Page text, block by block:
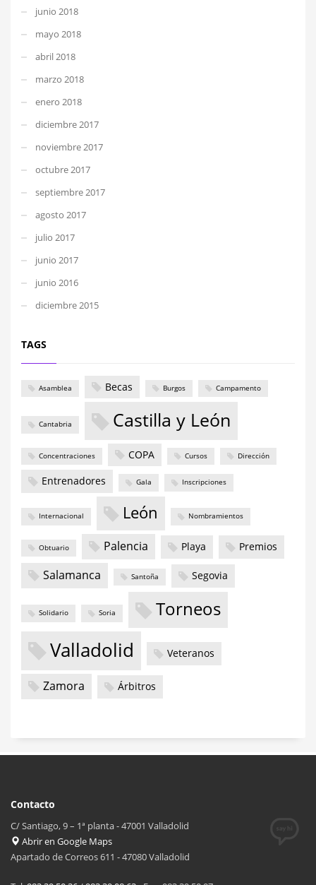
junio 2018
mayo 2018
abril 2018
marzo 2018
enero 2018
diciembre 2017
noviembre 2017
octubre 2017
septiembre 2017
agosto 2017
julio 2017
junio 2017
junio 2016
diciembre 2015
TAGS
Asamblea Becas Burgos Campamento
Cantabria Castilla y León
Concentraciones COPA Cursos Dirección
Entrenadores Gala Inscripciones
Internacional León Nombramientos
Obtuario Palencia Playa Premios
Salamanca Santoña Segovia
Solidario Soria Torneos
Valladolid Veteranos
Zamora Árbitros
Contacto
C/ Santiago, 9 – 1ª planta - 47001 Valladolid
Abrir en Google Maps
Apartado de Correos 611 - 47080 Valladolid